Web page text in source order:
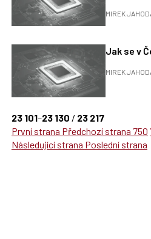
MIREK
Jak se v
MIREK
23 101–23 130 / 23 217
První strana Předchozí strana 750
Následující strana Poslední strana